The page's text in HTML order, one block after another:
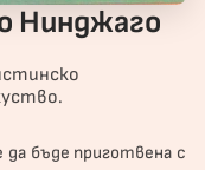
бъде приготвена с
Нинджаго